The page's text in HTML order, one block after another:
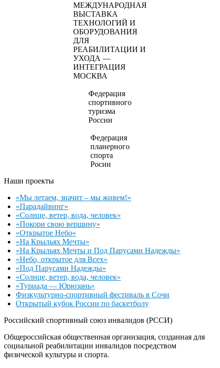
МЕЖДУНАРОДНАЯ
ВЫСТАВКА
ТЕХНОЛОГИЙ И
ОБОРУДОВАНИЯ
ДЛЯ
РЕАБИЛИТАЦИИ И
УХОДА —
ИНТЕГРАЦИЯ
МОСКВА
Федерация
спортивного
туризма
России
Федерация
планерного
спорта
Росии
Наши проекты
«Мы летаем, значит – мы живем!»
«Парадайвинг»
«Солнце, ветер, вода, человек»
«Покори свою вершину»
«Открытое Небо»
«На Крыльях Мечты»
«На Крыльях Мечты и Под Парусами Надежды»
«Небо, открытое для Всех»
«Под Парусами Надежды»
«Солнце, ветер, вода, человек»
«Туриада — Юрюзань»
Физкультурно-спортивный фестиваль в Сочи
Открытый кубок России по баскетболу
Российский спортивный союз инвалидов (РССИ)
Общероссийская общественная организация, созданная для
социальной реабилитации инвалидов посредством
физической культуры и спорта.